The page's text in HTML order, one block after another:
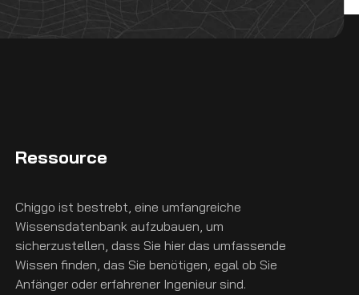
Ressource
Chiggo ist bestrebt, eine umfangreiche
Wissensdatenbank aufzubauen, um
sicherzustellen, dass Sie hier das umfassende
Wissen finden, das Sie benötigen, egal ob Sie
Anfänger oder erfahrener Ingenieur sind.